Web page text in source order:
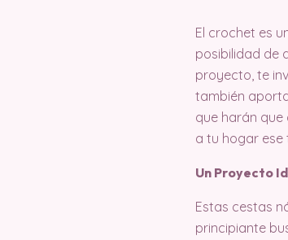
El crochet es
posibilidad de
proyecto, te
también
que harán
a tu hogar ese
Un Proyecto
Estas cestas
principiante